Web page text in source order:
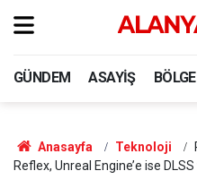
GÜNDEM ASAYIŞ BÖLGE
Anasayfa Teknoloji
Reflex, Unreal Engine’e ise